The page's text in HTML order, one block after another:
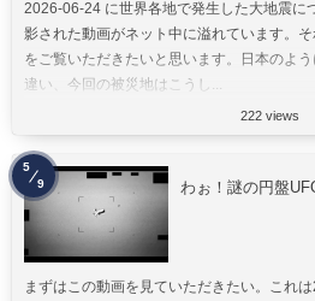
2026-06-24 に世界各地で発生した大地震に
影された動画がネット中に溢れています。
をご覧いただきたいと思います。日本のよ
違い、今回の被災地はこうし...
222 views
わぉ！謎の円盤
まずはこの動画を見ていただきたい。これ
5
9